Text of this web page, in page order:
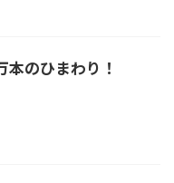
本のひまわり！